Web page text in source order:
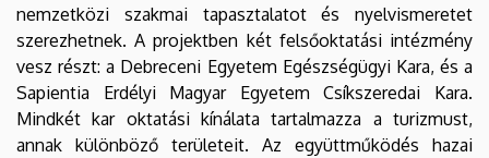
nemzetközi szakmai tapasztalatot és nyelvismeretet
szerezhetnek. A projektben két felsőoktatási intézmény
vesz részt: a Debreceni Egyetem Egészségügyi Kara, és a
Sapientia Erdélyi Magyar Egyetem Csíkszeredai Kara.
Mindkét kar oktatási kínálata tartalmazza a turizmust,
annak különböző területeit. Az együttműködés hazai